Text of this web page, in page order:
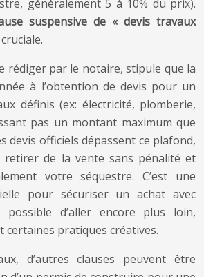
généralement 5 à 10% du prix).
suspensive de « devis travaux
rédiger par le notaire, stipule que la
à l’obtention de devis pour un
définis (ex: électricité, plomberie,
pas un montant maximum que
devis officiels dépassent ce plafond,
retirer de la vente sans pénalité et
votre séquestre. C’est une
pour sécuriser un achat avec
d’aller encore plus loin,
certaines pratiques créatives.
d’autres clauses peuvent être